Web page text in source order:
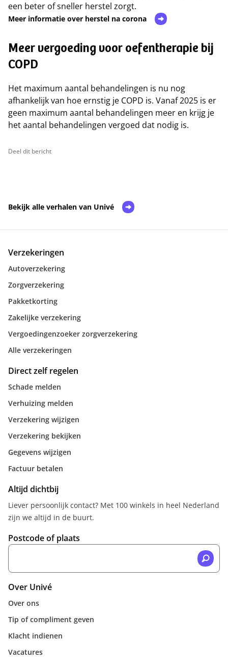
een beter of sneller herstel zorgt.
Meer informatie over herstel na corona
Meer vergoeding voor oefentherapie bij
COPD
Het maximum aantal behandelingen is nu nog
afhankelijk van hoe ernstig je COPD is. Vanaf 2025 is er
geen maximum aantal behandelingen meer en krijg je
het aantal behandelingen vergoed dat nodig is.
Deel dit bericht
Bekijk alle verhalen van Univé
Verzekeringen
Autoverzekering
Zorgverzekering
Pakketkorting
Zakelijke verzekering
Vergoedingenzoeker zorgverzekering
Alle verzekeringen
Direct zelf regelen
Schade melden
Verhuizing melden
Verzekering wijzigen
Verzekering bekijken
Gegevens wijzigen
Factuur betalen
Altijd dichtbij
Liever persoonlijk contact? Met 100 winkels in heel Nederland
zijn we altijd in de buurt.
Postcode of plaats
Over Univé
Over ons
Tip of compliment geven
Klacht indienen
Vacatures